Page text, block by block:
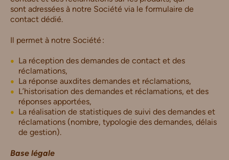
sont adressées à notre Société via le formulaire de
contact dédié.
Il permet à notre Société :
La réception des demandes de contact et des
réclamations,
La réponse auxdites demandes et réclamations,
L’historisation des demandes et réclamations, et des
réponses apportées,
La réalisation de statistiques de suivi des demandes et
réclamations (nombre, typologie des demandes, délais
de gestion).
Base légale